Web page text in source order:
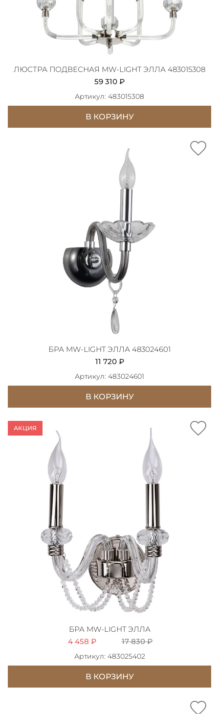
ЛЮСТРА ПОДВЕСНАЯ MW-LIGHT ЭЛЛА 483015308
59 310 ₽
Артикул: 483015308
В КОРЗИНУ
БРА MW-LIGHT ЭЛЛА 483024601
11 720 ₽
Артикул: 483024601
В КОРЗИНУ
АКЦИЯ
БРА MW-LIGHT ЭЛЛА
4 458 ₽
17 830 ₽
Артикул: 483025402
В КОРЗИНУ